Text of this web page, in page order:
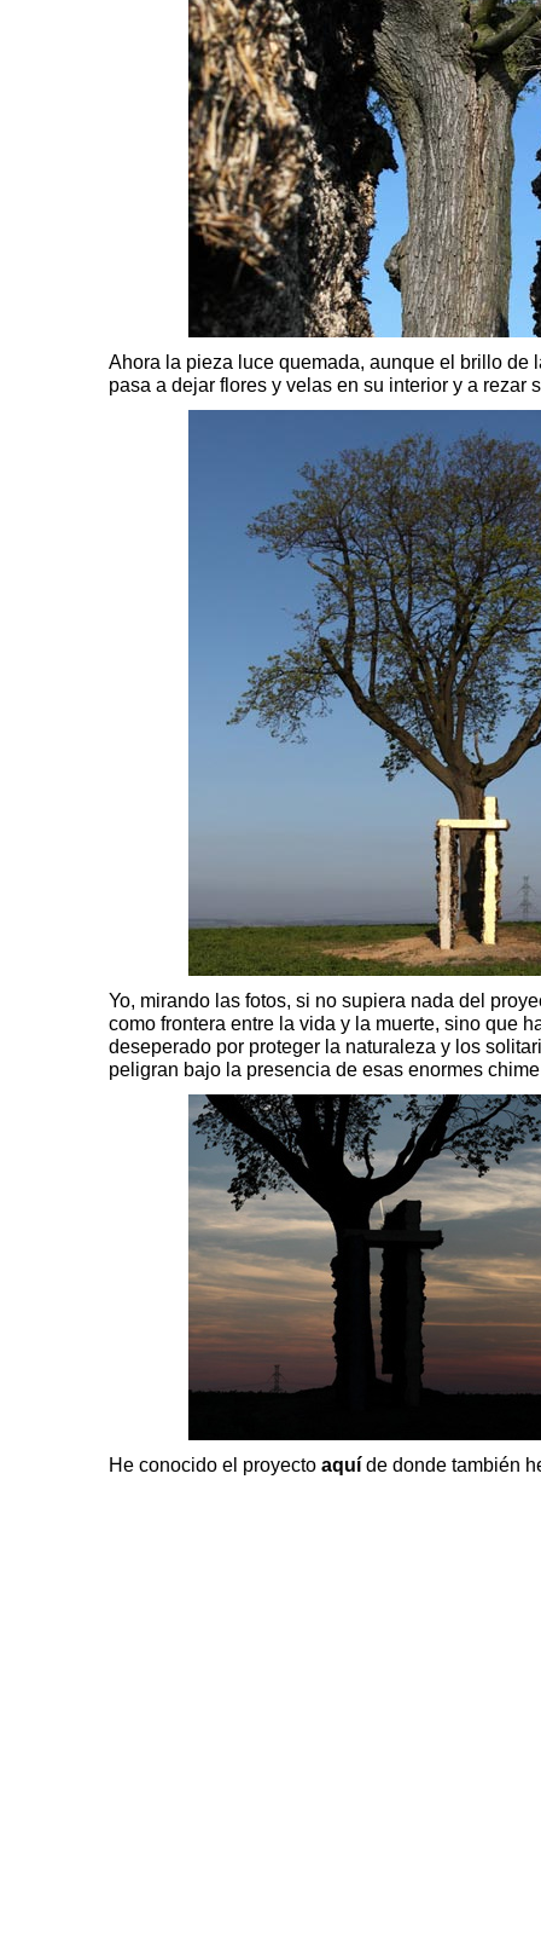
Ahora la pieza luce quemada, aunque el brillo de
pasa a dejar flores y velas en su interior y a rezar
Yo, mirando las fotos, si no supiera nada del
como frontera entre la vida y la muerte, sino que
deseperado por proteger la naturaleza y los
peligran bajo la presencia de esas enormes
He conocido el proyecto aquíde donde también